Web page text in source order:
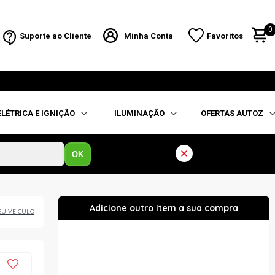
Suporte ao Cliente Minha Conta Favoritos
0
E IGNIÇÃO ILUMINAÇÃO OFERTAS AUTOZ
OK
VEÍCULO